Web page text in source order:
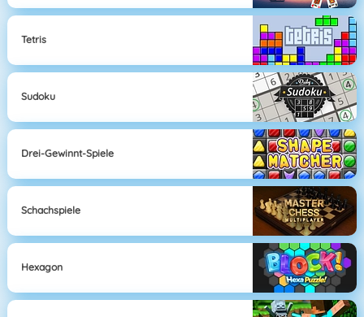
Tetris
Sudoku
Drei-Gewinnt-Spiele
Schachspiele
Hexagon